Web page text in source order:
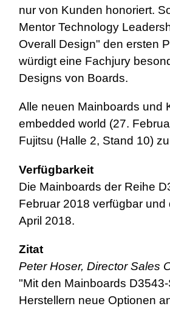
nur von Kunden honoriert.
Mentor Technology
Overall Design" den ersten
würdigt eine Fachjury
Designs von Boards.
Alle neuen Mainboards und
embedded world (27.
Fujitsu (Halle 2, Stand 10)
Verfügbarkeit
Die Mainboards der Reihe
Februar 2018 verfügbar
April 2018.
Zitat
Peter Hoser, Director Sales
"Mit den Mainboards
Herstellern neue Optionen